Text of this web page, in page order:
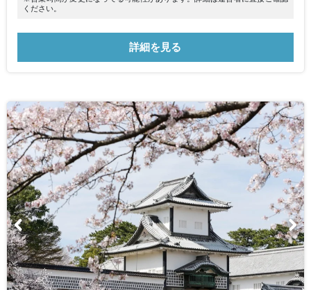
ください。
詳細を見る